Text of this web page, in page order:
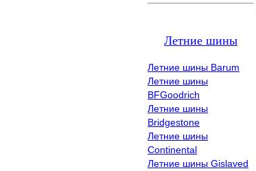
Летние шины
Летние шины Barum
Летние шины
BFGoodrich
Летние шины
Bridgestone
Летние шины
Continental
Летние шины Gislaved